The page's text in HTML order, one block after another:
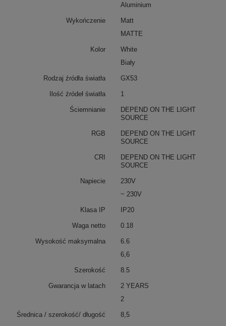
Aluminium
Wykończenie
Matt
MATTE
Kolor
White
Biały
Rodzaj źródła światła GX53
Ilość źródeł światła 1
Ściemnianie
DEPEND ON THE LIGHT
SOURCE
RGB
DEPEND ON THE LIGHT
SOURCE
CRI
DEPEND ON THE LIGHT
SOURCE
Napiecie
230V
~ 230V
Klasa IP IP20
Waga netto 0.18
Wysokość maksymalna
6.6
6,6
Szerokość 8.5
Gwarancja w latach
2 YEARS
2
Średnica / szerokość/ długość 8,5